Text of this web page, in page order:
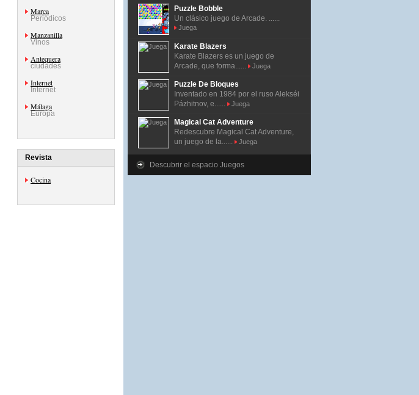
Marca
Periódicos
Manzanilla
Vinos
Antequera
ciudades
Internet
Internet
Málaga
Europa
Revista
Cocina
Puzzle Bobble
Un clásico juego de Arcade. ......
Juega
Karate Blazers
Karate Blazers es un juego de
Arcade, que forma......
Juega
Puzzle De Bloques
Inventado en 1984 por el ruso Alekséi
Pázhitnov, e......
Juega
Magical Cat Adventure
Redescubre Magical Cat Adventure,
un juego de la......
Juega
Descubrir el espacio Juegos